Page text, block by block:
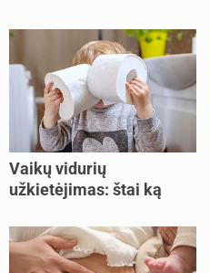
Vaikų vidurių
užkietėjimas: štai ką